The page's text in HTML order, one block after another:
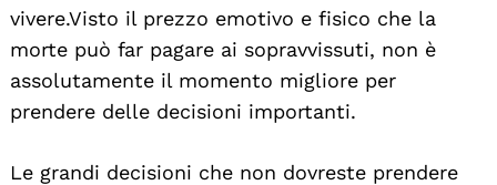
vivere. Visto il prezzo emotivo e fisico che la
morte può far pagare ai sopravvissuti, non è
assolutamente il momento migliore per
prendere delle decisioni importanti.
Le grandi decisioni che non dovreste prendere